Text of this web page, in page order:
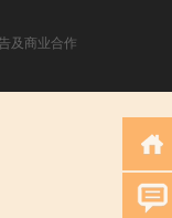
及商业合作